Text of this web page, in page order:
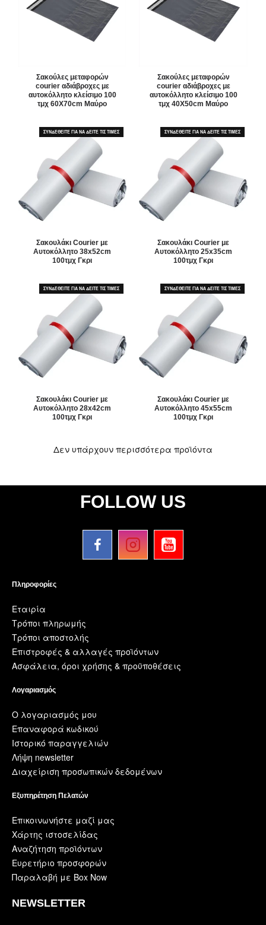
Σακούλες μεταφορών
courier αδιάβροχες με
αυτοκόλλητο κλείσιμο 100
τμχ 60X70cm Μαύρο
Σακούλες μεταφορών
courier αδιάβροχες με
αυτοκόλλητο κλείσιμο 100
τμχ 40X50cm Μαύρο
ΣΥΝΔΕΘΕΙΤΕ ΓΙΑ ΝΑ ΔΕΙΤΕ ΤΙΣ ΤΙΜΕΣ
Σακουλάκι Courier με
Αυτοκόλλητο 38x52cm
100τμχ Γκρι
ΣΥΝΔΕΘΕΙΤΕ ΓΙΑ ΝΑ ΔΕΙΤΕ ΤΙΣ ΤΙΜΕΣ
Σακουλάκι Courier με
Αυτοκόλλητο 25x35cm
100τμχ Γκρι
ΣΥΝΔΕΘΕΙΤΕ ΓΙΑ ΝΑ ΔΕΙΤΕ ΤΙΣ ΤΙΜΕΣ
Σακουλάκι Courier με
Αυτοκόλλητο 28x42cm
100τμχ Γκρι
ΣΥΝΔΕΘΕΙΤΕ ΓΙΑ ΝΑ ΔΕΙΤΕ ΤΙΣ ΤΙΜΕΣ
Σακουλάκι Courier με
Αυτοκόλλητο 45x55cm
100τμχ Γκρι
Δεν υπάρχουν περισσότερα προϊόντα
FOLLOW US
Πληροφορίες
Εταιρία
Τρόποι πληρωμής
Τρόποι αποστολής
Επιστροφές & αλλαγές προϊόντων
Ασφάλεια, όροι χρήσης & προϋποθέσεις
Λογαριασμός
Ο λογαριασμός μου
Επαναφορά κωδικού
Ιστορικό παραγγελιών
Λήψη newsletter
Διαχείριση προσωπικών δεδομένων
Εξυπηρέτηση Πελατών
Επικοινωνήστε μαζί μας
Χάρτης ιστοσελίδας
Αναζήτηση προϊόντων
Ευρετήριο προσφορών
Παραλαβή με Box Now
NEWSLETTER